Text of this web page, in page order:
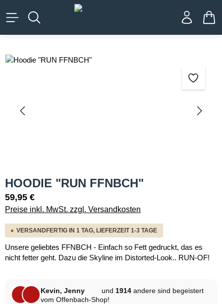
springen
Bildergalerie überspringen
HOODIE "RUN FFNBCH"
59,95 €
Preise inkl. MwSt. zzgl. Versandkosten
VERSANDFERTIG IN 1 TAG, LIEFERZEIT 1-3 TAGE
Unsere geliebtes FFNBCH - Einfach so Fett gedruckt, das es
nicht fetter geht. Dazu die Skyline im Distorted-Look.. RUN-OF!
Kevin, Jenny und 1914 andere sind begeistert
vom Offenbach-Shop!